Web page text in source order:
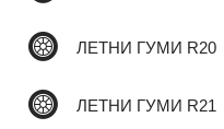
ЛЕТНИ ГУМИ R20
ЛЕТНИ ГУМИ R21